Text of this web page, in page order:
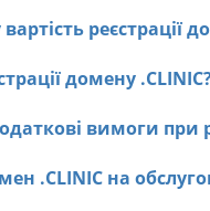
реєстрації
домену
вимоги при
.CLINIC на